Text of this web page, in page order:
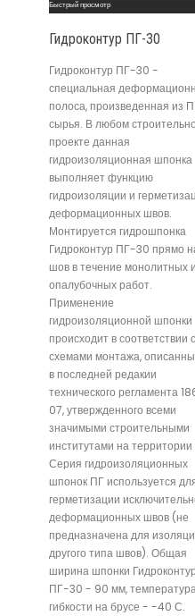
Быстрый просмотр
Гидроконтур ПГ-30
Гидроконтур ПГ-30 -
специальная
полоса, произведенная из
сырья. В любом
проекте данная
гидроизоляционная шпонка
выполняет функцию
гидроизоляции и
деформационных швов.
Монтируется гидрошпонка
Гидроконтур ПГ-30 прямо
шов в течение монолитных и
опалубочных работ.
Применение
гидроизоляционной шпонки
происходит в соответствии
схемами монтажа,
в последней редакии
технического регламента
07, утвержденного всеми
значимыми строительными
институтами на
Серия гидроизоляционных
шпонок ПГ используется
герметизации
деформационных швов (не
предназначена для
другого типа швов). Общая
ширина шпонки Гидроконтур
ПГ-30 - 90 мм,
гибкости на брусе - -40 С.